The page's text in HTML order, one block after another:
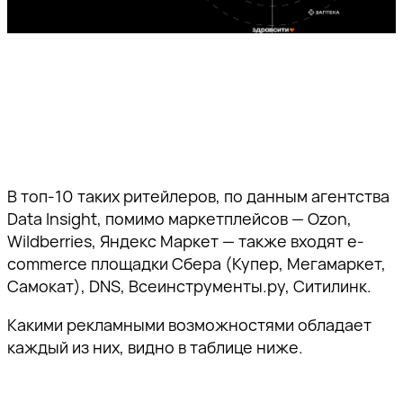
В топ-10 таких ритейлеров, по данным агентства
Data Insight, помимо маркетплейсов — Ozon,
Wildberries, Яндекс Маркет — также входят e-
commerce площадки Сбера (Купер, Мегамаркет,
Самокат), DNS, Всеинструменты.ру, Ситилинк.
Какими рекламными возможностями обладает
каждый из них, видно в таблице ниже.
пожалуйста, подтвердите
адрес электронной почты,
пожалуйста, подтвердите
адрес электронной почты,
а также приглашения на
Отправить
пожалуйста, подтвердите
адрес электронной почты,